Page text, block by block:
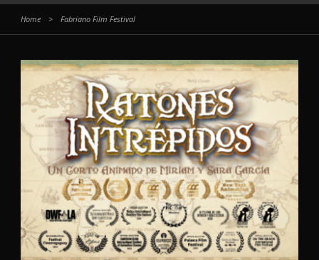
Home > Fabriano Film Festival